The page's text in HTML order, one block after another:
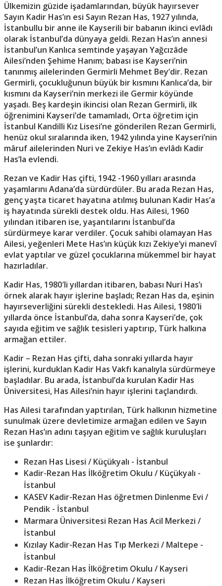
Ülkemizin güzide işadamlarından, büyük hayırsever
Sayın Kadir Has’ın esi Sayın Rezan Has, 1927 yılında,
İstanbullu bir anne ile Kayserili bir babanın ikinci evlâdı
olarak İstanbul’da dünyaya geldi. Rezan Has’ın annesi
İstanbul’un Kanlıca semtinde yaşayan Yağcızâde
Ailesi’nden Şehime Hanım; babası ise Kayseri’nin
tanınmış ailelerinden Germirli Mehmet Bey’dir. Rezan
Germirli, çocukluğunun büyük bir kısmını Kanlıca’da, bir
kısmını da Kayseri’nin merkezi ile Germir köyünde
yaşadı. Beş kardeşin ikincisi olan Rezan Germirli, ilk
öğrenimini Kayseri’de tamamladı, Orta öğretim için
İstanbul Kandilli Kız Lisesi’ne gönderilen Rezan Germirli,
henüz okul sıralarında iken, 1942 yılında yine Kayseri’nin
mâruf ailelerinden Nuri ve Zekiye Has’ın evlâdı Kadir
Has’la evlendi.
Rezan ve Kadir Has çifti, 1942 -1960 yılları arasında
yaşamlarını Adana’da sürdürdüler. Bu arada Rezan Has,
genç yaşta ticaret hayatına atılmış bulunan Kadir Has’a
iş hayatında sürekli destek oldu. Has Ailesi, 1960
yılından itibaren ise, yaşantılarını İstanbul’da
sürdürmeye karar verdiler. Çocuk sahibi olamayan Has
Ailesi, yeğenleri Mete Has’ın küçük kızı Zekiye’yi manevî
evlat yaptılar ve güzel çocuklarına mükemmel bir hayat
hazırladılar.
Kadir Has, 1980′li yıllardan itibaren, babası Nuri Has’ı
örnek alarak hayır işlerine başladı; Rezan Has da, eşinin
hayırseverliğini sürekli destekledi. Has Ailesi, 1980′li
yıllarda önce İstanbul’da, daha sonra Kayseri’de, çok
sayıda eğitim ve sağlık tesisleri yaptırıp, Türk halkına
armağan ettiler.
Kadir – Rezan Has çifti, daha sonraki yıllarda hayır
işlerini, kurduklan Kadir Has Vakfı kanalıyla sürdürmeye
başladılar. Bu arada, İstanbul’da kurulan Kadir Has
Üniversitesi, Has Ailesi’nin hayır işlerini taçlandırdı.
Has Ailesi tarafından yaptırılan, Türk halkının hizmetine
sunulmak üzere devletimize armağan edilen ve Sayın
Rezan Has’ın adını taşıyan eğitim ve sağlık kuruluşları
ise şunlardır:
Rezan Has Lisesi / Küçükyalı - İstanbul
Kadir-Rezan Has İlköğretim Okulu / Küçükyalı -
İstanbul
KASEV Kadir-Rezan Has öğretmen Dinlenme Evi /
Pendik - İstanbul
Marmara Üniversitesi Rezan Has Acil Merkezi /
İstanbul
Kızılay Kadir-Rezan Has Tıp Merkezi / Maltepe -
İstanbul
Kadir-Rezan Has İlköğretim Okulu / Kayseri
Rezan Has İlköğretim Okulu / Kayseri